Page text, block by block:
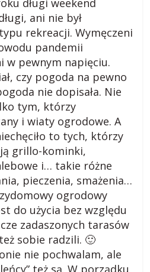
długi weekend
ani nie był
rekreacji. Wymęczeni
pandemii
w pewnym napięciu.
czy pogoda na pewno
nie dopisała. Nie
tym, którzy
i wiaty ogrodowe. A
to tych, którzy
grillo-kominki,
i… takie różne
pieczenia, smażenia…
ogrodowy
do użycia bez względu
zadaszonych tarasów
sobie radzili. 🙂
nie pochwalam, ale
też są. W porządku,